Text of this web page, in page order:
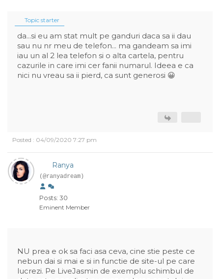
Topic starter
da...si eu am stat mult pe ganduri daca sa ii dau
sau nu nr meu de telefon... ma gandeam sa imi
iau un al 2 lea telefon si o alta cartela, pentru
cazurile in care imi cer fanii numarul. Ideea e ca
nici nu vreau sa ii pierd, ca sunt generosi 😀
Posted : 04/09/2020 7:27 pm
Ranya
(@ranyadream)
Posts: 30
Eminent Member
NU prea e ok sa faci asa ceva, cine stie peste ce
nebun dai si mai e si in functie de site-ul pe care
lucrezi. Pe LiveJasmin de exemplu schimbul de